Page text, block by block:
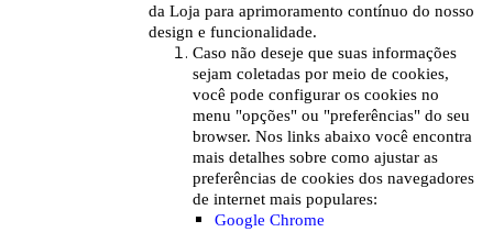
da Loja para aprimoramento contínuo do nosso
design e funcionalidade.
Caso não deseje que suas informações
sejam coletadas por meio de cookies,
você pode configurar os cookies no
menu "opções" ou "preferências" do seu
browser. Nos links abaixo você encontra
mais detalhes sobre como ajustar as
preferências de cookies dos navegadores
de internet mais populares:
Google Chrome